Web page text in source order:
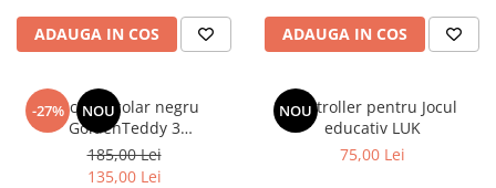
ADAUGA IN COS ADAUGA IN COS
-27% NOU
Rucsac școlar negru
GoldenTeddy 3
compartimente Astra
185,00 Lei
135,00 Lei
NOU
Controller pentru Jocul
educativ LUK
75,00 Lei